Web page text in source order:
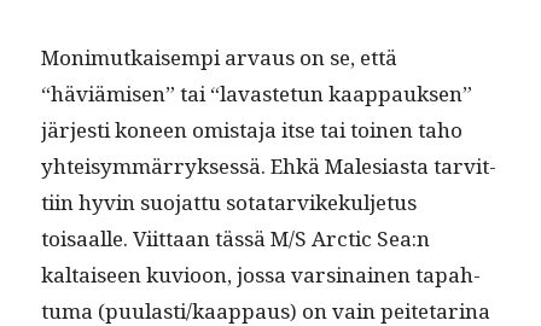
Mon­imutkaisem­pi arvaus on se, että
“häviämisen” tai “lavaste­tun kaap­pauk­sen”
jär­jesti koneen omis­ta­ja itse tai toinen taho
yhteisym­mär­ryk­sessä. Ehkä Male­si­as­ta tarvit­
ti­in hyvin suo­jat­tu sotatarvikekul­je­tus
toisaalle. Viit­taan tässä M/S Arc­tic Sea:n
kaltaiseen kuvioon, jos­sa varsi­nainen tapah­
tu­ma (puulasti/kaappaus) on vain peit­e­ta­ri­na